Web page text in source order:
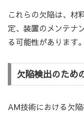
これらの欠陥は、材
定、装置のメンテナ
る可能性があります。
欠陥検出のため
AM技術における欠